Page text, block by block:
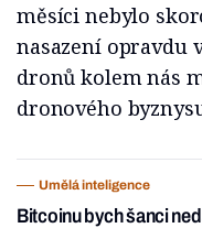
měsíci nebylo
nasazení
dronů kolem nás
dronového
Umělá inteligence
Bitcoinu bych šanci